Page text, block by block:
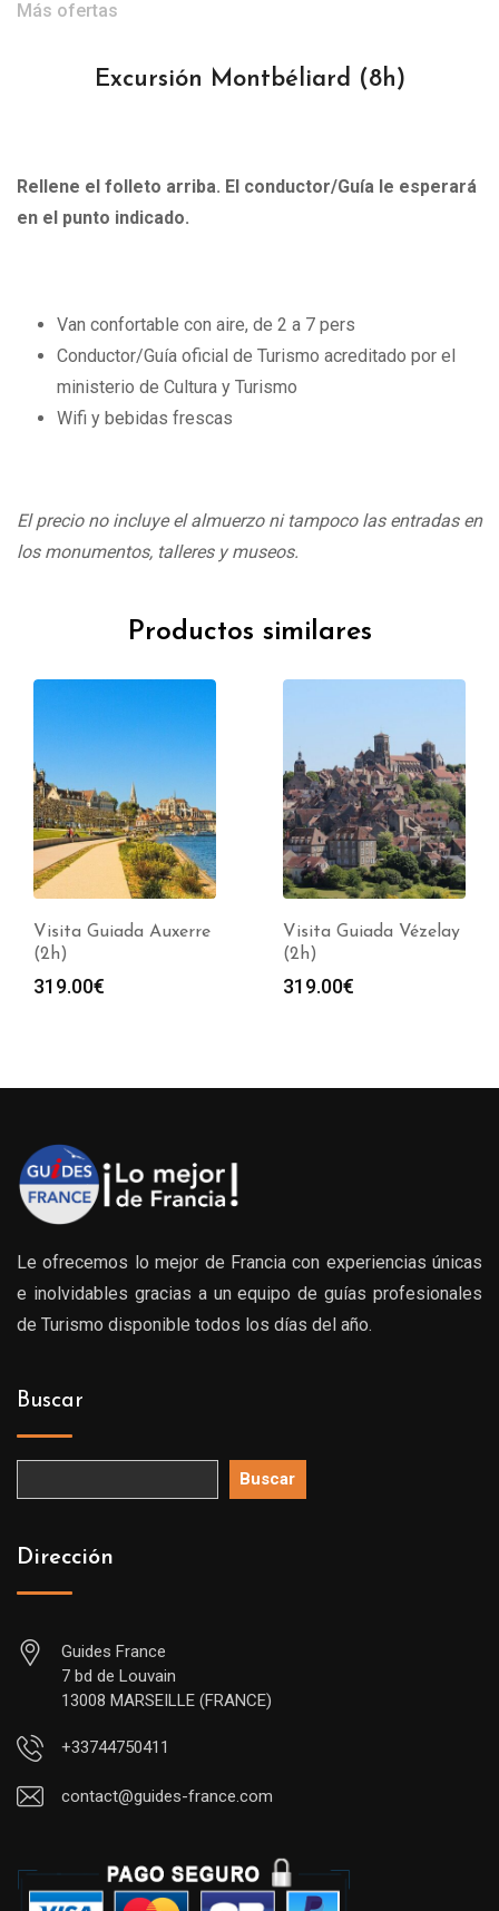
Más ofertas
Excursión Montbéliard (8h)
Rellene el folleto arriba. El conductor/Guía le esperará
en el punto indicado.
Van confortable con aire, de 2 a 7 pers
Conductor/Guía oficial de Turismo acreditado por el
ministerio de Cultura y Turismo
Wifi y bebidas frescas
El precio no incluye el almuerzo ni tampoco las entradas en
los monumentos, talleres y museos.
Productos similares
Visita Guiada Auxerre
(2h)
319.00€
Visita Guiada Vézelay
(2h)
319.00€
Le ofrecemos lo mejor de Francia con experiencias únicas
e inolvidables gracias a un equipo de guías profesionales
de Turismo disponible todos los días del año.
Buscar
Buscar
Dirección
Guides France
7 bd de Louvain
13008 MARSEILLE (FRANCE)
+33744750411
contact@guides-france.com